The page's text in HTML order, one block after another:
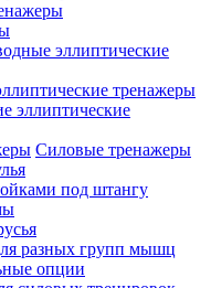
эллиптические
тренажеры
эллиптические
Силовые тренажеры
под штангу
разных групп мышц
опции